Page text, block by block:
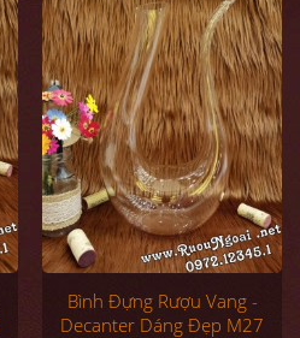
Bình Đựng Rượu Vang -
Decanter Dáng Đẹp M27